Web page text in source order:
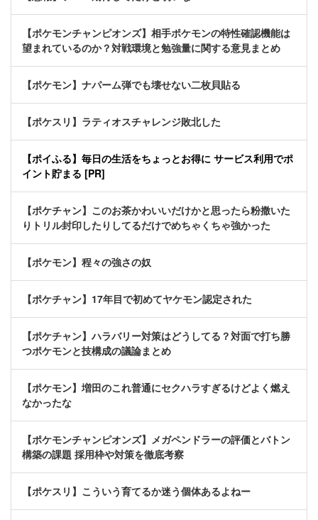
【ポケモンチャンピオンズ】相手ポケモンの特性確認機能は
望まれているのか？対戦環境と勉強量に関する意見まとめ
【ポケモン】ナパーム弾でも壊せない二枚貝貼る
【ポケスリ】ラティオスチャレンジ敗北した
【ポイふる】毎日の生活をちょっとお得に サービス利用でポ
イント貯まる [PR]
【ポケチャン】このお茶かわいいだけかと思ったら粉撒いた
りトリル封印したりしてるだけでめちゃくちゃ強かった
【ポケモン】程々の強さの奴
【ポケチャン】17年目で初めてヤケモン認定された
【ポケチャン】ハラバリー対策はどうしてる？対面で打ち勝
つポケモンと技構成の議論まとめ
【ポケモン】増田のこれ普通にセクハラすぎるけどよく燃え
なかったな
【ポケモンチャンピオンズ】メガペンドラーの評価とバトン
構築の課題 採用枠や対策を徹底考察
【ポケスリ】こういう育てるか迷う個体あるよねー